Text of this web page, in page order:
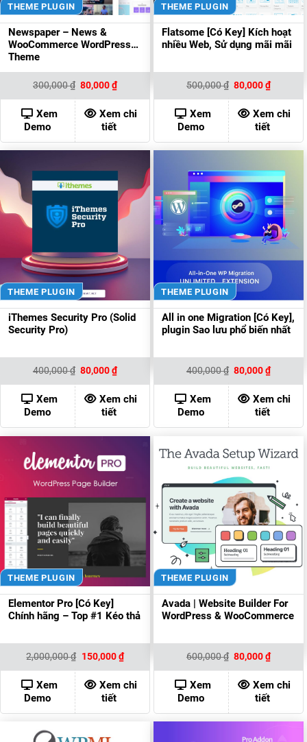
THEME PLUGIN
Newspaper – News &
WooCommerce WordPress
Theme
300,000₫ Giá
gốc
là:
300,000 ₫.
80,000₫Giá
hiện
tại
là:
80,000 ₫.
Xem
Demo
Xem chi
tiết
THEME PLUGIN
Flatsome [Có Key] Kích hoạt
nhiều Web, Sử dụng mãi mãi
500,000₫ Giá
gốc
là:
500,000 ₫.
80,000₫Giá
hiện
tại
là:
80,000
Xem
Demo
Xem chi
tiết
THEME PLUGIN
iThemes Security Pro (Solid
Security Pro)
400,000₫ Giá
gốc
là:
400,000 ₫.
80,000₫Giá
hiện
tại
là:
80,000 ₫.
Xem
Demo
Xem chi
tiết
THEME PLUGIN
All in one Migration [Có Key],
plugin Sao lưu phổ biến nhất
400,000₫ Giá
gốc
là:
400,000 ₫.
80,000₫Giá
hiện
tại
là:
80,000
Xem
Demo
Xem chi
tiết
THEME PLUGIN
Elementor Pro [Có Key]
Chính hãng – Top #1 Kéo thả
2,000,000₫ Giá
là:
2,000,000 ₫.
150,000₫Giá
hiện
tại
là:
150,000 ₫.
Xem
Demo
Xem chi
tiết
THEME PLUGIN
Avada | Website Builder For
WordPress & WooCommerce
600,000₫ Giá
gốc
là:
600,000 ₫.
80,000₫Giá
hiện
tại
là:
80,000
Xem
Demo
Xem chi
tiết